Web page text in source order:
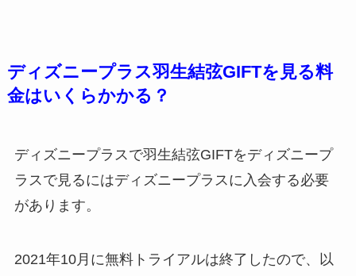
ディズニープラス羽生結弦GIFTを見る料
金はいくらかかる？
ディズニープラスで羽生結弦GIFTをディズニープ
ラスで見るにはディズニープラスに入会する必要
があります。
2021年10月に無料トライアルは終了したので、以